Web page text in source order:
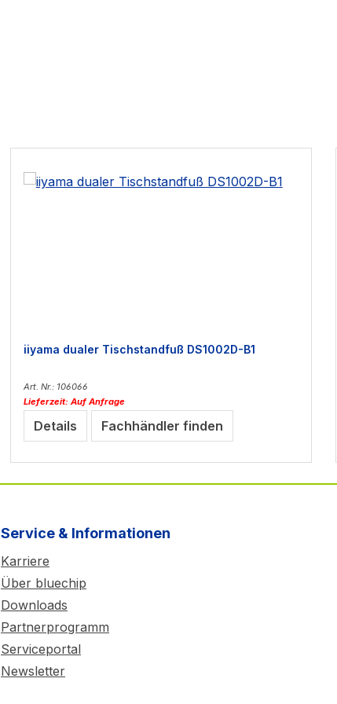
iiyama dualer Tischstandfuß DS1002D-B1
Art. Nr.: 106066
Lieferzeit: Auf Anfrage
Details Fachhändler finden
Service & Informationen
Karriere
Über bluechip
Downloads
Partnerprogramm
Serviceportal
Newsletter